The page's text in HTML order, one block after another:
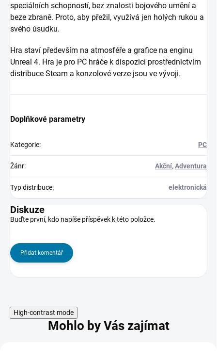
speciálních schopností, bez znalosti bojového umění a
beze zbraně. Proto, aby přežil, využívá jen holých rukou a
svého úsudku.
Hra staví především na atmosféře a grafice na enginu
Unreal 4. Hra je pro PC hráče k dispozici prostřednictvím
distribuce Steam a konzolové verze jsou ve vývoji.
Doplňkové parametry
Kategorie: PC
Žánr: Akční,Adventura
Typ distribuce: elektronická
Diskuze
Buďte první, kdo napíše příspěvek k této položce.
Přidat komentář
High-contrast mode
Mohlo by Vás zajímat